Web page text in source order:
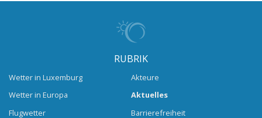
RUBRIK
Wetter in Luxemburg
Wetter in Europa
Flugwetter
Akteure
Aktuelles
Barrierefreiheit